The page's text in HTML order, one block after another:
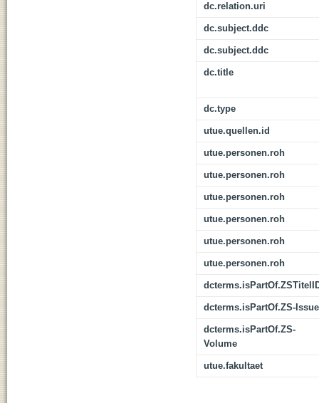
dc.relation.uri
dc.subject.ddc
dc.subject.ddc
dc.title
dc.type
utue.quellen.id
utue.personen.roh
utue.personen.roh
utue.personen.roh
utue.personen.roh
utue.personen.roh
utue.personen.roh
dcterms.isPartOf.ZS-Issue
dcterms.isPartOf.ZS-
Volume
utue.fakultaet